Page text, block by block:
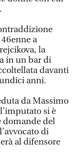
a
la
in un bar di
davanti
anni.
da Massimo
si è
domande del
di
al difensore